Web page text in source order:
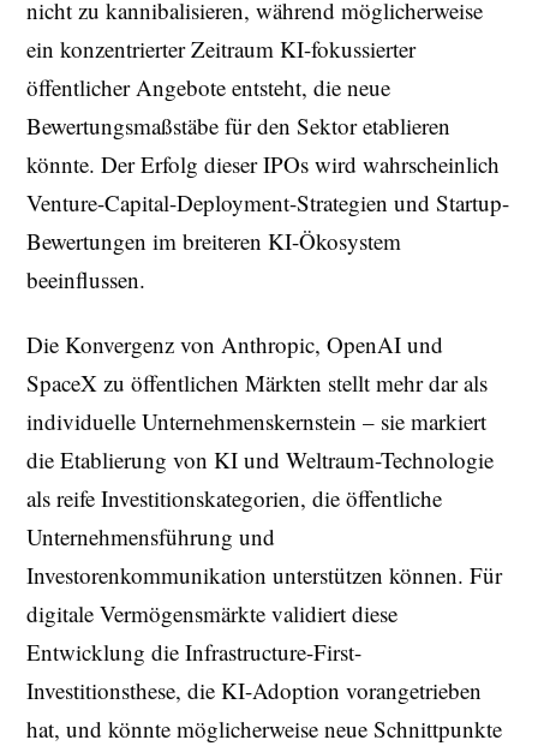
nicht zu kannibalisieren, während möglicherweise
ein konzentrierter Zeitraum KI-fokussierter
öffentlicher Angebote entsteht, die neue
Bewertungsmaßstäbe für den Sektor etablieren
könnte. Der Erfolg dieser IPOs wird wahrscheinlich
Venture-Capital-Deployment-Strategien und Startup-
Bewertungen im breiteren KI-Ökosystem
beeinflussen.
Die Konvergenz von Anthropic, OpenAI und
SpaceX zu öffentlichen Märkten stellt mehr dar als
individuelle Unternehmenskernstein – sie markiert
die Etablierung von KI und Weltraum-Technologie
als reife Investitionskategorien, die öffentliche
Unternehmensführung und
Investorenkommunikation unterstützen können. Für
digitale Vermögensmärkte validiert diese
Entwicklung die Infrastructure-First-
Investitionsthese, die KI-Adoption vorangetrieben
hat, und könnte möglicherweise neue Schnittpunkte